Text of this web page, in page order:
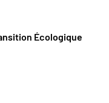
Écologique